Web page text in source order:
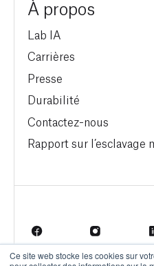
Ce site web stocke les cookies sur
À propos
Lab IA
Carrières
Presse
Durabilité
Contactez-nous
Rapport sur l’esclavage